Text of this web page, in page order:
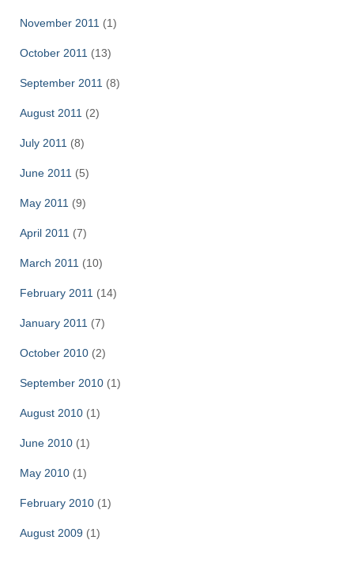
November 2011 (1)
October 2011 (13)
September 2011 (8)
August 2011 (2)
July 2011 (8)
June 2011 (5)
May 2011 (9)
April 2011 (7)
March 2011 (10)
February 2011 (14)
January 2011 (7)
October 2010 (2)
September 2010 (1)
August 2010 (1)
June 2010 (1)
May 2010 (1)
February 2010 (1)
August 2009 (1)